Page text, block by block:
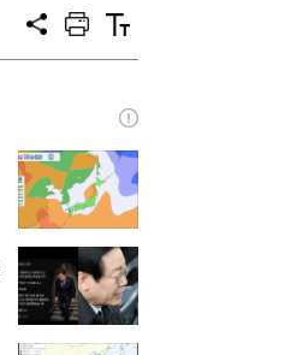
공
프
트
텍
트